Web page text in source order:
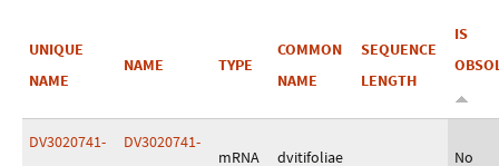
UNIQUE
NAME
NAME TYPE
COMMON
NAME
SEQUENCE
LENGTH
IS
DV3020741-
DV3020741-
mRNA dvitifoliae No